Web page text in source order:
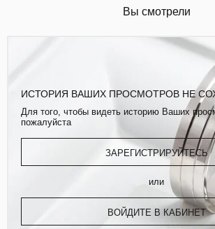
Вы смотрели
ИСТОРИЯ ВАШИХ ПРОСМОТРОВ НЕ
Для того, чтобы видеть историю Ваших
пожалуйста
ЗАРЕГИСТРИРУЙТЕСЬ
или
ВОЙДИТЕ В КАБИНЕТ